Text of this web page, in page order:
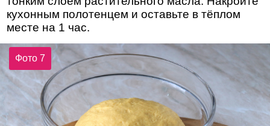
кухонным полотенцем и оставьте в тёплом
месте на 1 час.
Фото 7